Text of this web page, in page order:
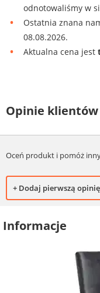
odnotowaliśmy w
Ostatnia znana
08.08.2026.
Aktualna cena jest
Opinie klientów
Oceń produkt i pomóż
+ Dodaj pierwszą opinię
Informacje